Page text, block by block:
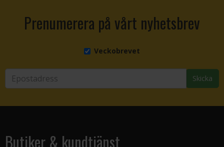
Prenumerera på vårt nyhetsbrev
Veckobrevet
Skicka
Butiker & kundtjänst